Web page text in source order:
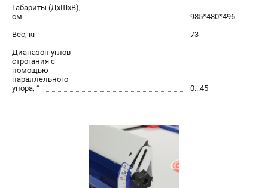
Габариты (ДхШхВ),
см
985*480*496
Вес, кг
73
Диапазон углов
строгания с
помощью
параллельного
упора, °
0...45